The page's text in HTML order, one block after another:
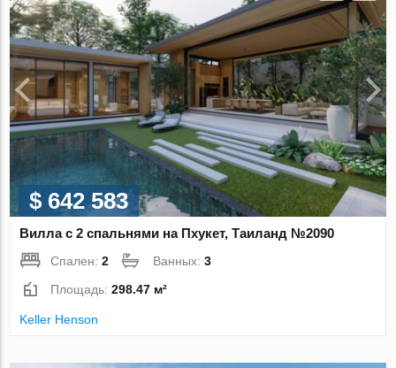
$ 642 583
Вилла с 2 спальнями на Пхукет, Таиланд №2090
Спален:2 Ванных:3
Площадь:298.47 м²
Keller Henson